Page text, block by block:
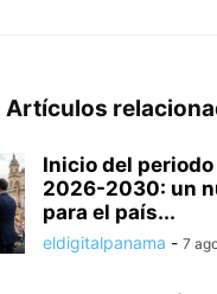
Artículos
Inicio del
2026-2030: un
para el país...
eldigitalpanama - 7